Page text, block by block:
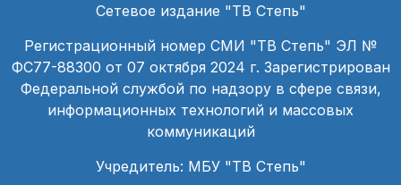
Сетевое издание "ТВ Степь"
Регистрационный номер СМИ "ТВ Степь" ЭЛ №
ФС77-88300 от 07 октября 2024 г. Зарегистрирован
Федеральной службой по надзору в сфере связи,
информационных технологий и массовых
коммуникаций
Учредитель: МБУ "ТВ Степь"